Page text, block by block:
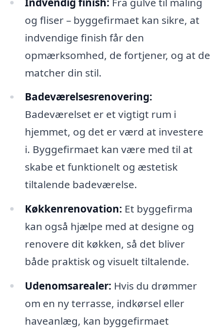
og fliser – byggefirmaet kan sikre, at
indvendige finish får den
opmærksomhed, de fortjener, og at de
matcher din stil.
Badeværelsesrenovering:
Badeværelset er et vigtigt rum i
hjemmet, og det er værd at investere
i. Byggefirmaet kan være med til at
skabe et funktionelt og æstetisk
tiltalende badeværelse.
Køkkenrenovation: Et byggefirma
kan også hjælpe med at designe og
renovere dit køkken, så det bliver
både praktisk og visuelt tiltalende.
Udenomsarealer: Hvis du drømmer
om en ny terrasse, indkørsel eller
haveanlæg, kan byggefirmaet